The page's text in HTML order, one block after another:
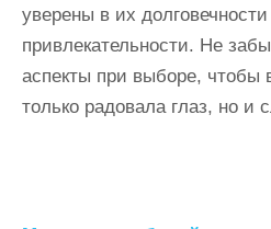
уверены в их
привлекательности. Не
аспекты при выборе, чтобы
только радовала глаз, но и